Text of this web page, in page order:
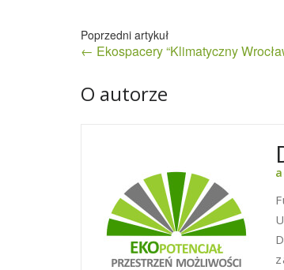
Nawigacja
wpisu
← Ekospacery “Klimatyczny
O autorze